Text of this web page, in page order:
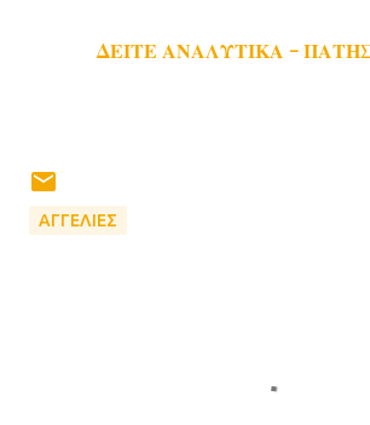
ΔΕΙΤΕ ΑΝΑΛΥΤΙΚΑ -
ΑΓΓΕΛΙΕΣ